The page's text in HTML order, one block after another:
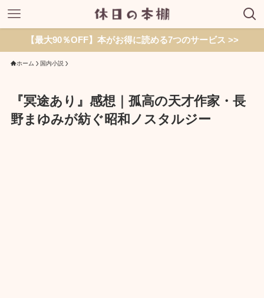
【最大90％OFF】本がお得に読める7つのサービス >>
ホーム 国内小説
『冥途あり』感想｜孤高の天才作家・長
野まゆみが紡ぐ昭和ノスタルジー